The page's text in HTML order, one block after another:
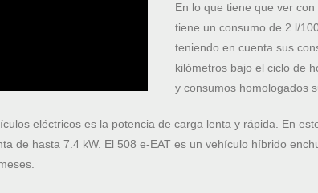
En lo que tiene que ver
tiene un consumo de 2 l/
teniendo en cuenta sus
kilómetros bajo el ciclo de
y consumos homologados
eléctricos es la potencia de carga lenta y rápida. En
de hasta 7.4 kW. El 508 e-EAT es un vehículo híbrido